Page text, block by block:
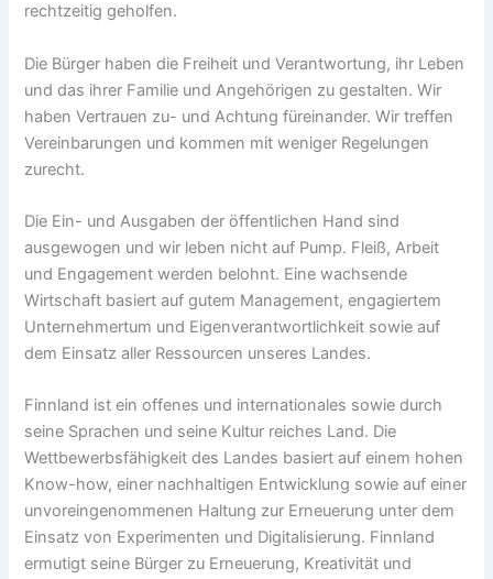
rechtzeitig geholfen.
Die Bürger haben die Freiheit und Verantwortung, ihr Leben
und das ihrer Familie und Angehörigen zu gestalten. Wir
haben Vertrauen zu- und Achtung füreinander. Wir treffen
Vereinbarungen und kommen mit weniger Regelungen
zurecht.
Die Ein- und Ausgaben der öffentlichen Hand sind
ausgewogen und wir leben nicht auf Pump. Fleiß, Arbeit
und Engagement werden belohnt. Eine wachsende
Wirtschaft basiert auf gutem Management, engagiertem
Unternehmertum und Eigenverantwortlichkeit sowie auf
dem Einsatz aller Ressourcen unseres Landes.
Finnland ist ein offenes und internationales sowie durch
seine Sprachen und seine Kultur reiches Land. Die
Wettbewerbsfähigkeit des Landes basiert auf einem hohen
Know-how, einer nachhaltigen Entwicklung sowie auf einer
unvoreingenommenen Haltung zur Erneuerung unter dem
Einsatz von Experimenten und Digitalisierung. Finnland
ermutigt seine Bürger zu Erneuerung, Kreativität und